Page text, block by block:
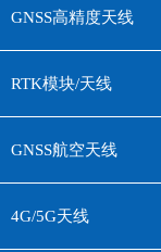
GNSS高精度天线
RTK模块/天线
GNSS航空天线
4G/5G天线